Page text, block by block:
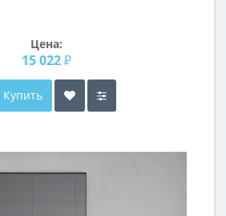
Цена:
15 022 ₽
Купить